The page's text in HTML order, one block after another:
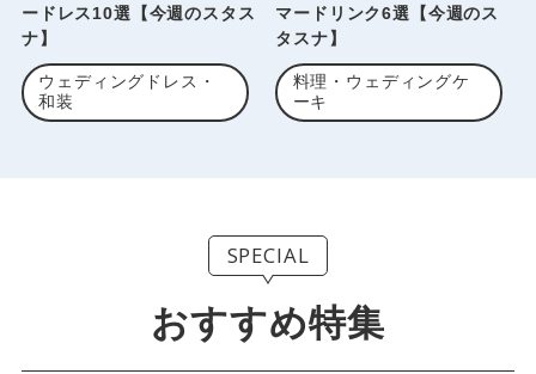
ードレス10選【今週のスタス
ナ】
ウェディングドレス・
和装
マードリンク6選【今週のス
タスナ】
料理・ウェディングケ
ーキ
SPECIAL
おすすめ特集